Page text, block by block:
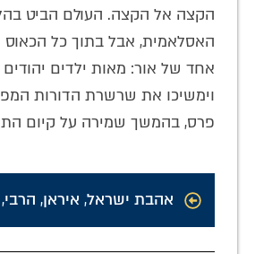
הקצה אל הקצה. העולם הביט
האסלאמית, אבל בתוך כל הכאוס
אחד של אור: מאות ילדים יהודים
וימשיכו את שרשרת הדורות
פרס, בהמשך שמירה על קיום
אהבת ישראל, איראן, הרבי,